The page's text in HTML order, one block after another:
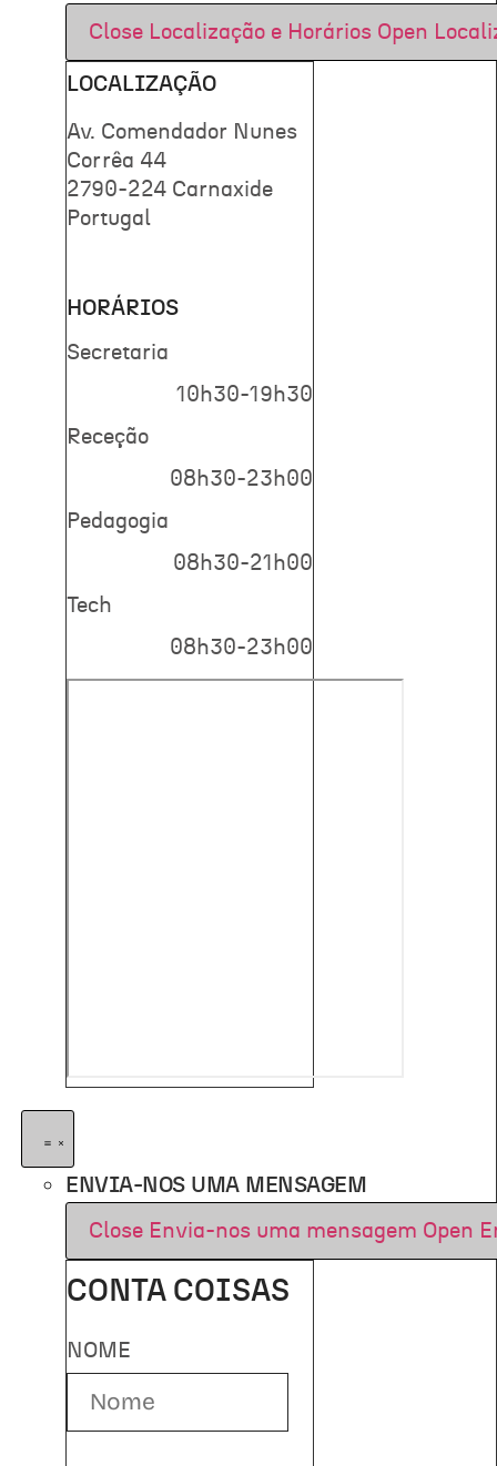
Close Localização e Horários Open
LOCALIZAÇÃO
Av. Comendador Nunes
Corrêa 44
2790-224 Carnaxide
Portugal
HORÁRIOS
Secretaria
10h30-19h30
Receção
08h30-23h00
Pedagogia
08h30-21h00
Tech
08h30-23h00
ENVIA-NOS UMA MENSAGEM
Close Envia-nos uma mensagem Open
CONTA COISAS
NOME